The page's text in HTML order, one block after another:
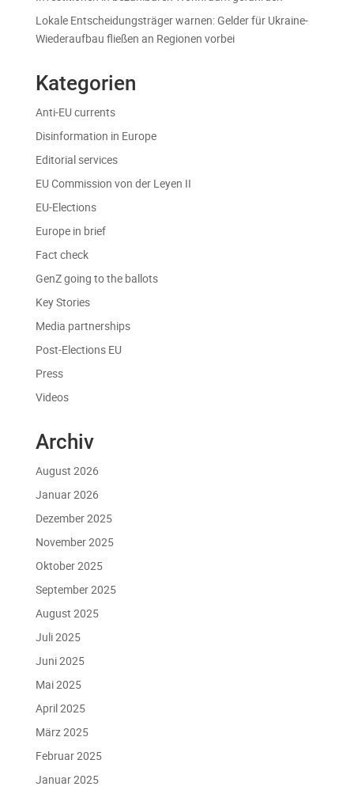
Lokale Entscheidungsträger warnen: Gelder für Ukraine-
Wiederaufbau fließen an Regionen vorbei
Kategorien
Anti-EU currents
Disinformation in Europe
Editorial services
EU Commission von der Leyen II
EU-Elections
Europe in brief
Fact check
GenZ going to the ballots
Key Stories
Media partnerships
Post-Elections EU
Press
Videos
Archiv
August 2026
Januar 2026
Dezember 2025
November 2025
Oktober 2025
September 2025
August 2025
Juli 2025
Juni 2025
Mai 2025
April 2025
März 2025
Februar 2025
Januar 2025